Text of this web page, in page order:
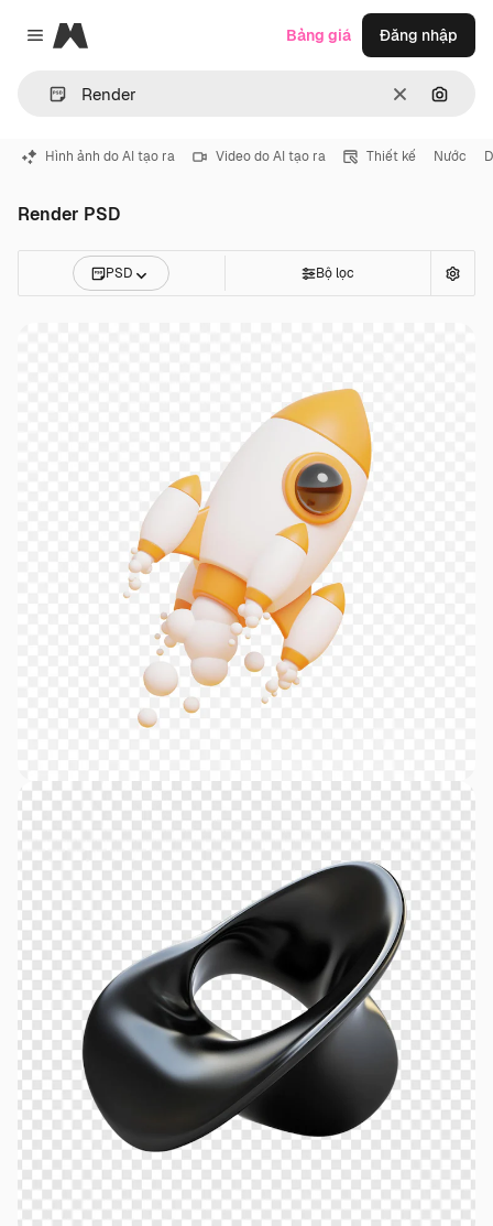
Close menu
Magnific
ThôngTìm
Bảng giá Đăng nhập
Hình ảnh do AI tạo ra Video do AI tạo ra Thiết kế Nước
Render PSD
PSD Bộ lọc